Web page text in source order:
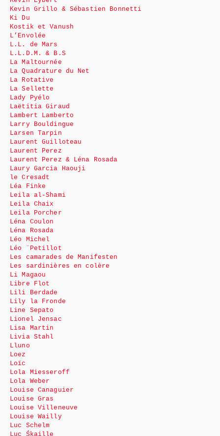
Kevin Grillo & Sébastien Bonnetti
Ki Du
Kostik et Vanush
L’Envolée
L.L. de Mars
L.L.D.M. & B.S
La Maltournée
La Quadrature du Net
La Rotative
La Sellette
Lady Pyélo
Laëtitia Giraud
Lambert Lamberto
Larry Bouldingue
Larsen Tarpin
Laurent Guilloteau
Laurent Perez
Laurent Perez & Léna Rosada
Laury Garcia Haouji
le Cresadt
Léa Finke
Leila al-Shami
Leila Chaix
Leila Porcher
Léna Coulon
Léna Rosada
Léo Michel
Léo ¨Petillot
Les camarades de Manifesten
Les sardinières en colère
Li Magaou
Libre Flot
Lili Berdade
Lily la Fronde
Line Sepato
Lionel Jensac
Lisa Martin
Livia Stahl
Lluno
Loez
Loïc
Lola Miesseroff
Lola Weber
Louise Canaguier
Louise Gras
Louise Villeneuve
Louise Wailly
Luc Schelm
Luc Śkaille